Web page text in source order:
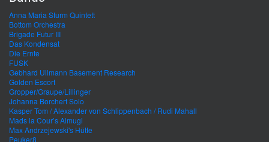
Anna Maria Sturm Quintett
Bottom Orchestra
Brigade Futur III
Das Kondensat
Die Ernte
FUSK
Gebhard Ullmann Basement Research
Golden Escort
Gropper/Graupe/Lillinger
Johanna Borchert Solo
Kasper Tom / Alexander von Schlippenbach / Rudi Mahall
Mads la Cour’s Almugi
Max Andrzejewski's Hütte
Peuker8